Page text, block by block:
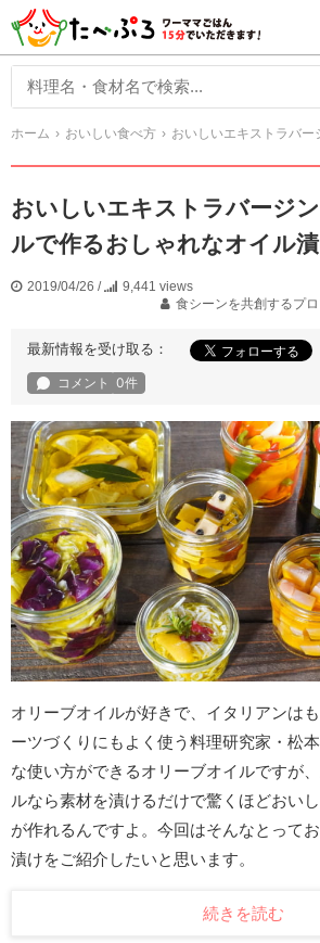
ホーム おいしい食べ方 おいしいエキストラバージンオリーブ
おいしいエキストラバージ
ルで作るおしゃれなオイル漬
2019/04/26 /
9,441 views
食シーンを共創するプ
最新情報を受け取る：
オリーブオイルが好きで、イタリアンは
ーツづくりにもよく使う料理研究家・松
な使い方ができるオリーブオイルですが
ルなら素材を漬けるだけで驚くほどおい
が作れるんですよ。今回はそんなとって
漬けをご紹介したいと思います。
続きを読む